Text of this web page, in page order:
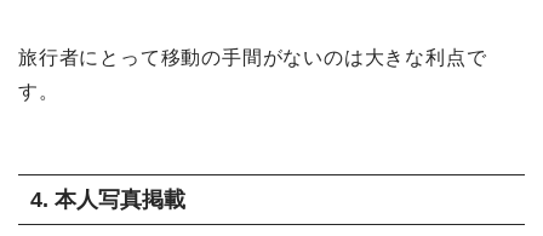
旅行者にとって移動の手間がないのは大きな利点で
す。
4. 本人写真掲載